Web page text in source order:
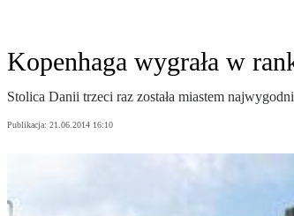
Kopenhaga wygrała w
Stolica Danii trzeci raz została miastem
Publikacja: 21.06.2014 16:10